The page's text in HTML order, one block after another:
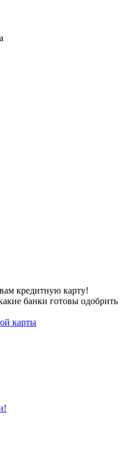
вам кредитную карту!
банки готовы одобрить
карты